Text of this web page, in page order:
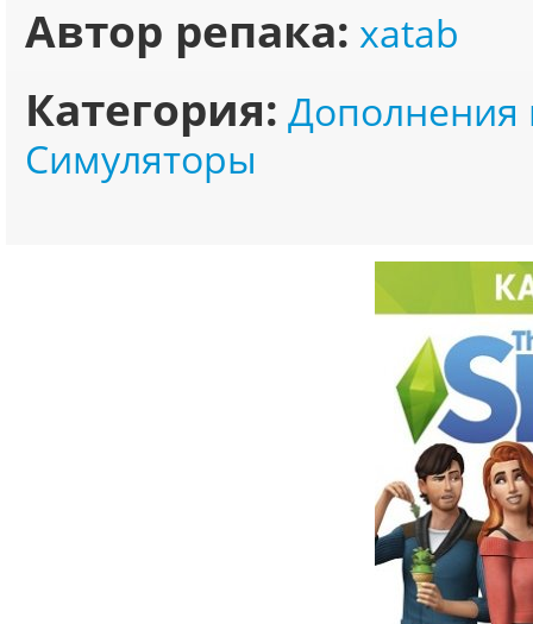
Автор репака: xatab
Категория: Дополнения
Симуляторы